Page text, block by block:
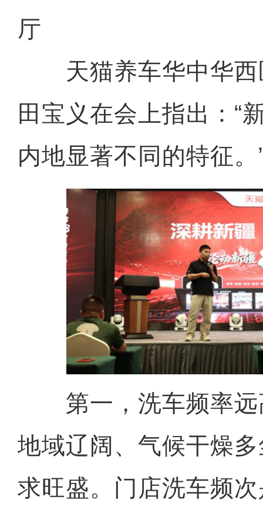
厅
天猫养车华中华西
田宝义在会上指出：“
内地显著不同的特征。
第一，洗车频率远
地域辽阔、气候干燥
求旺盛。门店洗车频